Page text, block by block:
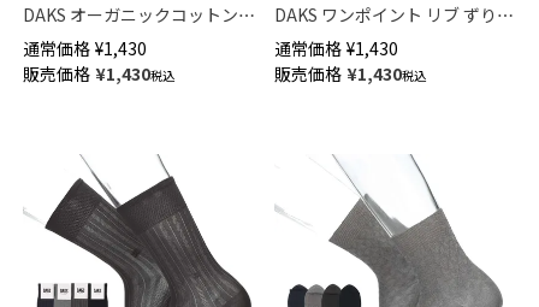
DAKS オーガニックコットン混
かかとしっかりホールド ダイヤ
リンクス クルー丈 カジュアル
ソックス メンズ 02512678
通常価格 ¥1,430
販売価格 ¥1,430税込
DAKS ワンポイント リブ ずり落
ちにくい仕様 消臭加工 24cm丈
クルー丈 カジュアル ソックス
日本製 メンズ 02512065
通常価格 ¥1,430
販売価格 ¥1,430税込